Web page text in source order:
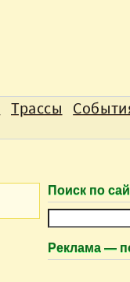
Трассы
Поиск по
и
Реклама —